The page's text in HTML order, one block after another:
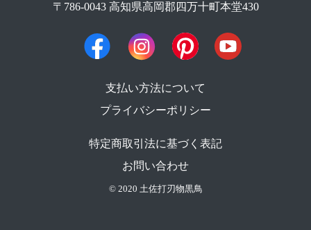
〒786-0043 高知県高岡郡四万十町本堂430
支払い方法について
プライバシーポリシー
特定商取引法に基づく表記
お問い合わせ
© 2020 土佐打刃物黒鳥